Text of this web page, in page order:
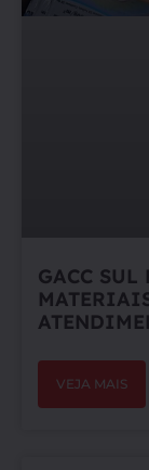
GACC SUL
VEJA MAIS